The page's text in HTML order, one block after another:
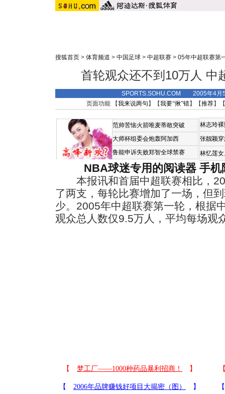
搜狐首页 > 体育频道 > 中国足球 > 中超联赛 > 05年中超联赛第
首轮观众还不到10万人 中
SPORTS.SOHU.COM 2005年4月
页面功能 【我来说两句 】【我要“揪”错】【推荐】
范帅苦恼火箭唯麦蒂敢突破
大师杯组委会炮轰阿加西
鲁能申诉失败郑智全球禁赛
林志玲
张靓颖
林忆莲
NBA球迷专用的阅读器 手机
本报讯和首届中超联赛相比，
了两支，每轮比赛增加了一场，但
少。2005年中超联赛第一轮，根据
观众总人数仅9.5万人，平均每场观